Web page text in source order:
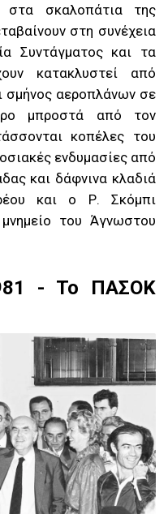
στα σκαλοπάτια της
στη συνέχεια
Συντάγματος και τα
κατακλυστεί από
σμήνος αεροπλάνων σε
μπροστά από τον
κοπέλες του
ενδυμασίες από
και δάφνινα κλαδιά
και ο Ρ. Σκόμπι
του Άγνωστου
- Το ΠΑΣΟΚ